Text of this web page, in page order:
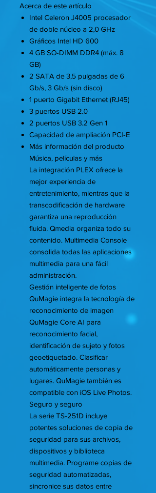
Acerca de este artículo
Intel Celeron J4005 procesador
de doble núcleo a 2,0 GHz
Gráficos Intel HD 600
4 GB SO-DIMM DDR4 (máx. 8
GB)
2 SATA de 3,5 pulgadas de 6
Gb/s, 3 Gb/s (sin disco)
1 puerto Gigabit Ethernet (RJ45)
3 puertos USB 2.0
2 puertos USB 3.2 Gen 1
Capacidad de ampliación PCI-E
Más información del producto
Música, películas y más
La integración PLEX ofrece la
mejor experiencia de
entretenimiento, mientras que la
transcodificación de hardware
garantiza una reproducción
fluida. Qmedia organiza todo su
contenido. Multimedia Console
consolida todas las aplicaciones
multimedia para una fácil
administración.
Gestión inteligente de fotos
QuMagie integra la tecnología de
reconocimiento de imagen
QuMagie Core AI para
reconocimiento facial,
identificación de sujeto y fotos
geoetiquetado. Clasificar
automáticamente personas y
lugares. QuMagie también es
compatible con iOS Live Photos.
Seguro y seguro
La serie TS-251D incluye
potentes soluciones de copia de
seguridad para sus archivos,
dispositivos y biblioteca
multimedia. Programe copias de
seguridad automatizadas,
sincronice sus datos entre